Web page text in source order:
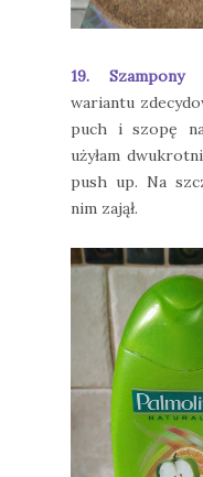
19. Szampony
wariantu
puch i szopę
użyłam
push up. Na
nim zajął.